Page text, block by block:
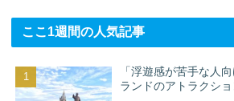
ここ1週間の人気記事
「浮遊感が苦手な人
ランドのアトラクシ